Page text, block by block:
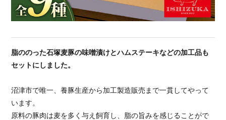
脂ののった石塚麦豚の味噌漬けとハムステーキなどの加工品も
セットにしました。
沼津市で唯一、養豚生産から加工製造販売まで一貫してやって
います。
原料の豚肉は麦を多く与え飼育し、脂の旨みを感じることがで